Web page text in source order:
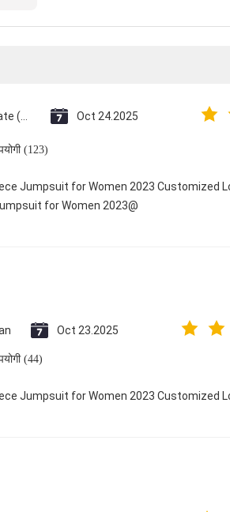
Vatican City State (Holy See) Oct 24.2025
(123)
Jumpsuit for Women 2023 Customized
for Women 2023@
Oct 23.2025
(44)
Jumpsuit for Women 2023 Customized